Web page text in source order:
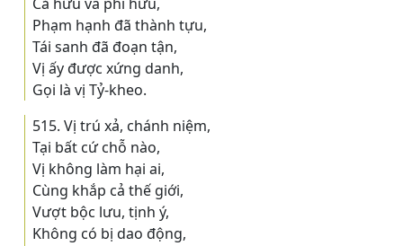
Phạm hạnh đã thành tựu,
Tái sanh đã đoạn tận,
Vị ấy được xứng danh,
Gọi là vị Tỷ-kheo.
515. Vị trú xả, chánh niệm,
Tại bất cứ chỗ nào,
Vị không làm hại ai,
Cùng khắp cả thế giới,
Vượt bộc lưu, tịnh ý,
Không có bị dao động,